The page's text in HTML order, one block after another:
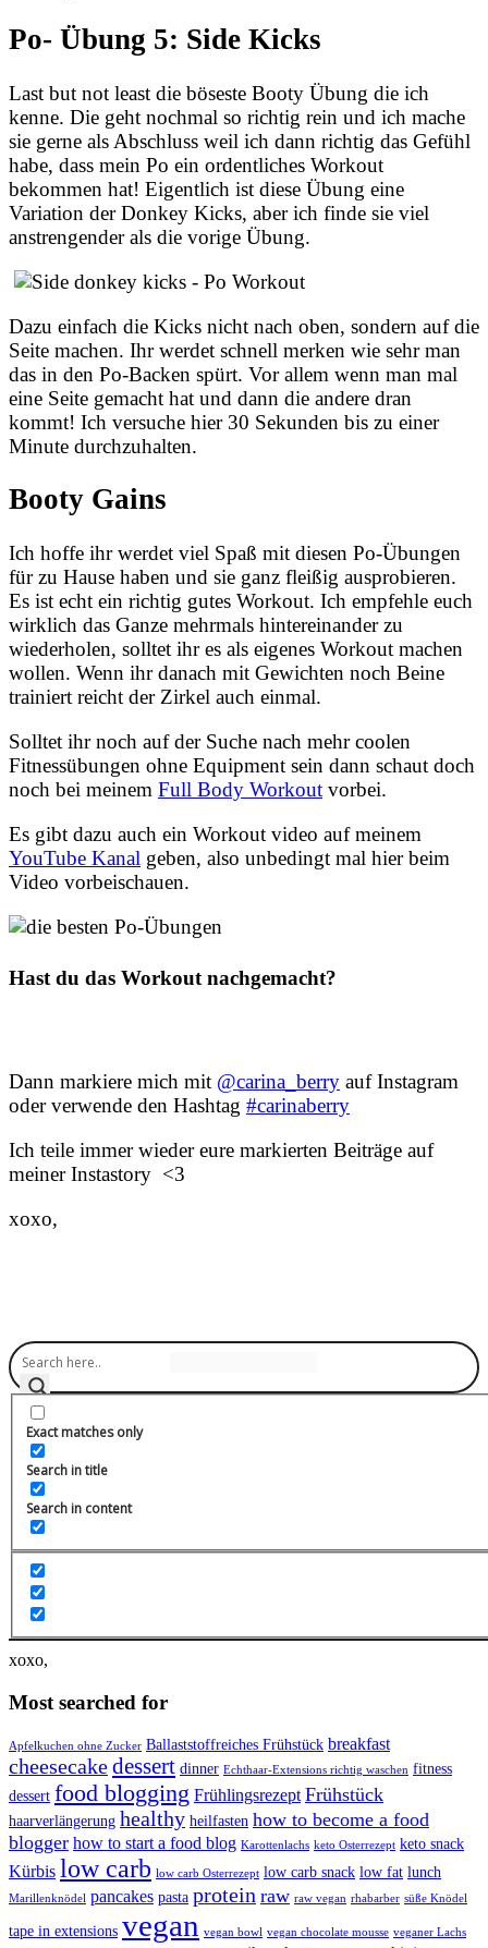
Po- Übung 5: Side Kicks
Last but not least die böseste Booty Übung die ich
kenne. Die geht nochmal so richtig rein und ich mache
sie gerne als Abschluss weil ich dann richtig das Gefühl
habe, dass mein Po ein ordentliches Workout
bekommen hat! Eigentlich ist diese Übung eine
Variation der Donkey Kicks, aber ich finde sie viel
anstrengender als die vorige Übung.
Dazu einfach die Kicks nicht nach oben, sondern auf die
Seite machen. Ihr werdet schnell merken wie sehr man
das in den Po-Backen spürt. Vor allem wenn man mal
eine Seite gemacht hat und dann die andere dran
kommt! Ich versuche hier 30 Sekunden bis zu einer
Minute durchzuhalten.
Booty Gains
Ich hoffe ihr werdet viel Spaß mit diesen Po-Übungen
für zu Hause haben und sie ganz fleißig ausprobieren.
Es ist echt ein richtig gutes Workout. Ich empfehle euch
wirklich das Ganze mehrmals hintereinander zu
wiederholen, solltet ihr es als eigenes Workout machen
wollen. Wenn ihr danach mit Gewichten noch Beine
trainiert reicht der Zirkel auch einmal.
Solltet ihr noch auf der Suche nach mehr coolen
Fitnessübungen ohne Equipment sein dann schaut doch
noch bei meinem Full Body Workout vorbei.
Es gibt dazu auch ein Workout video auf meinem
YouTube Kanal geben, also unbedingt mal hier beim
Video vorbeischauen.
Hast du das Workout nachgemacht?
Dann markiere mich mit @carina_berry auf Instagram
oder verwende den Hashtag #carinaberry
Ich teile immer wieder eure markierten Beiträge auf
meiner Instastory <3
xoxo,
Exact matches only
Search in title
Search in content
About me
Willkommen auf meinem Blog!
Ich bin die Carina - begeisterte Fitness Food Bloggerin aus
zuckerreduzierten Rezepten inspirieren. In meinen Kochkursen
lernst du die Vielfalt an wohlschmeckenden Gerichten für die
schlanke Linie und unter Blogger Help gibt es ganz viele Infos für
angehende Food Blogger.
xoxo,
Most searched for
Apfelkuchen ohne Zucker Ballaststoffreiches Frühstück breakfast
cheesecakedessert dinner Echthaar-Extensions richtig waschen fitness
dessert food blogging Frühlingsrezept Frühstück
haarverlängerung healthy heilfasten how to become a food
blogger how to start a food blog Karottenlachs keto Osterrezept keto snack
Kürbis low carb low carb Osterrezept low carb snack low fat lunch
Marillenknödel pancakes pasta protein raw raw vegan rhabarber süße Knödel
tape in extensions vegan vegan bowl vegan chocolate mousse veganer Lachs